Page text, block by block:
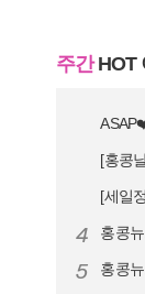
주간HOT
[홍콩날
[세일정
4 홍콩
5 홍콩